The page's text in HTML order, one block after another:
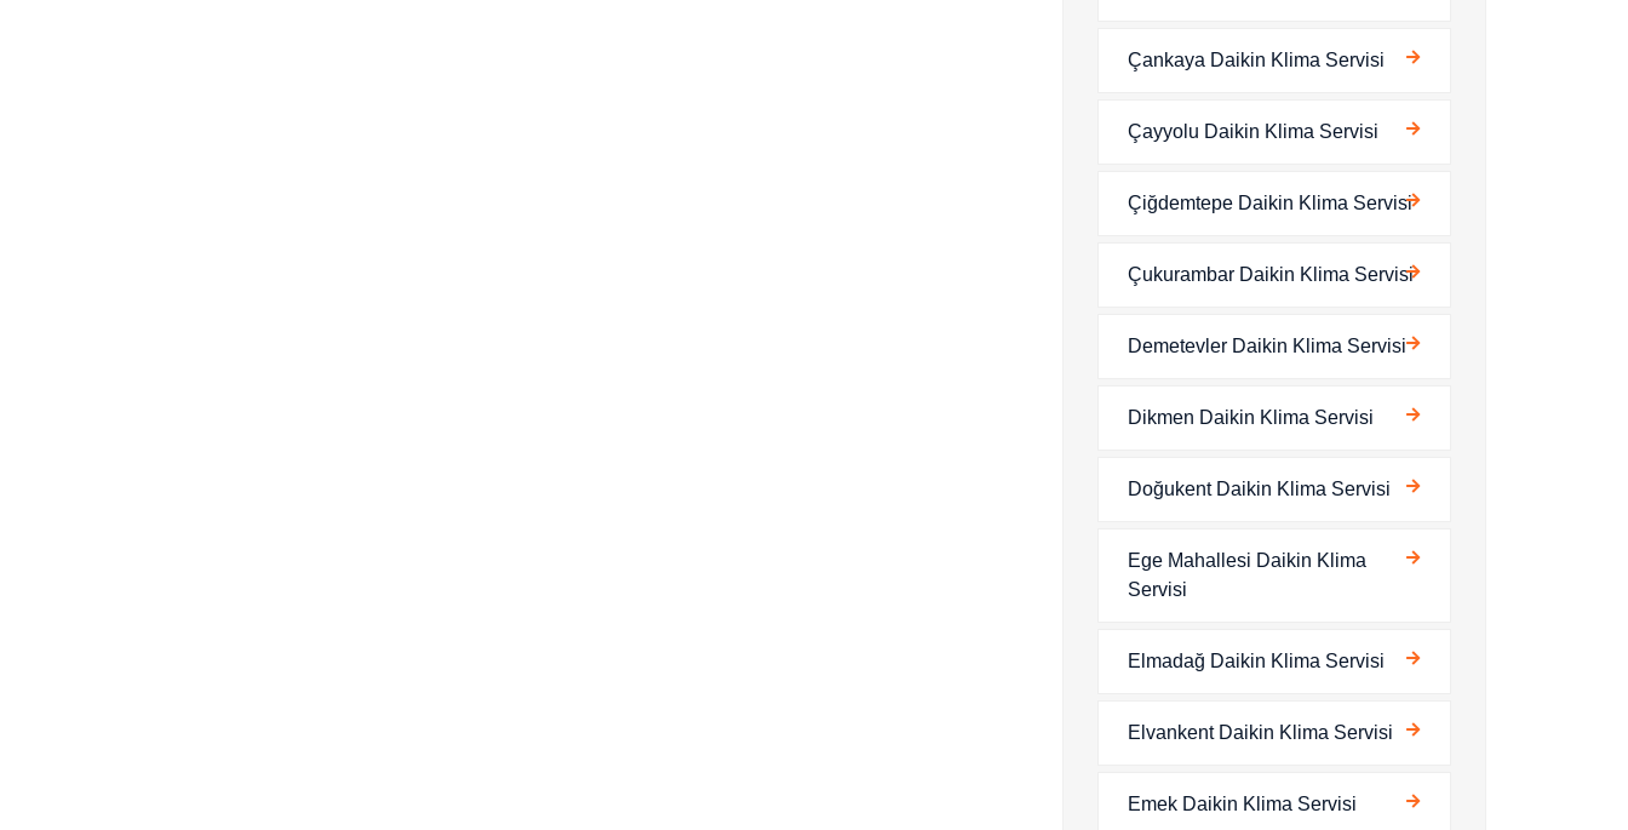
Çankaya Daikin Klima Servisi
Çayyolu Daikin Klima Servisi
Çiğdemtepe Daikin Klima Servisi
Çukurambar Daikin Klima Servisi
Demetevler Daikin Klima Servisi
Dikmen Daikin Klima Servisi
Doğukent Daikin Klima Servisi
Ege Mahallesi Daikin Klima
Servisi
Elmadağ Daikin Klima Servisi
Elvankent Daikin Klima Servisi
Emek Daikin Klima Servisi